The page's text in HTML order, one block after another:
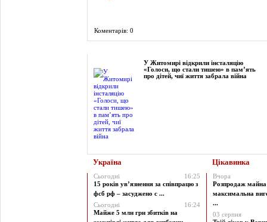
Коментарів: 0
У Житомирі відкрили інсталяцію
«Голоси, що стали тишею» в пам’ять
про дітей, чиї життя забрала війна
Україна Цікавинка
Сьогодні
16:25
15 років ув’язнення за співпрацю з
фсб рф – засуджено с ...
Сьогодні
16:24
Майже 5 млн грн збитків на
Вчора
Розпродаж майна
максимальна
...
03 серпня